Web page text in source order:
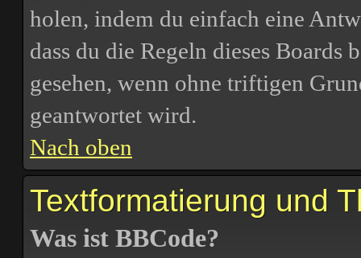
holen, indem du einfach eine
dass du die Regeln dieses Boards
gesehen, wenn ohne triftigen
geantwortet wird.
Nach oben
Textformatierung und
Was ist BBCode?